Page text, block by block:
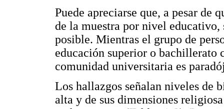
Puede apreciarse que, a pesar de
de la muestra por nivel educativo,
posible. Mientras el grupo de
educación superior o bachillerato
comunidad universitaria es
Los hallazgos señalan niveles de
alta y de sus dimensiones